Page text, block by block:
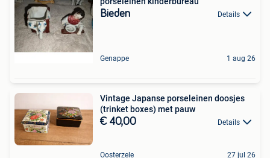
Bieden Details
Genappe 1 aug 26
Vintage Japanse porseleinen doosjes
(trinket boxes) met pauw
€ 40,00 Details
Oosterzele 27 jul 26